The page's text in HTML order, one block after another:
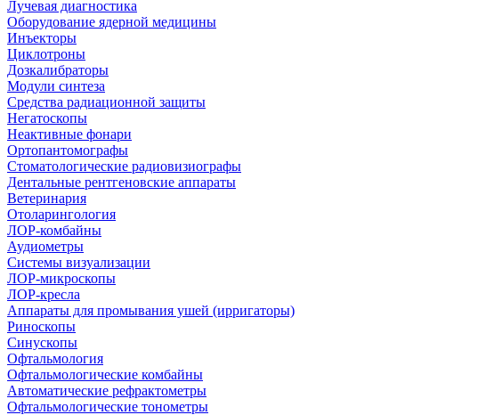
Лучевая диагностика
Оборудование ядерной медицины
Инъекторы
Циклотроны
Дозкалибраторы
Модули синтеза
Средства радиационной защиты
Негатоскопы
Неактивные фонари
Ортопантомографы
Стоматологические радиовизиографы
Дентальные рентгеновские аппараты
Ветеринария
Отоларингология
ЛОР-комбайны
Аудиометры
Системы визуализации
ЛОР-микроскопы
ЛОР-кресла
Аппараты для промывания ушей (ирригаторы)
Риноскопы
Синускопы
Офтальмология
Офтальмологические комбайны
Автоматические рефрактометры
Офтальмологические тонометры